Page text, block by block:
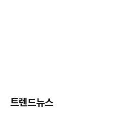
트렌드뉴스